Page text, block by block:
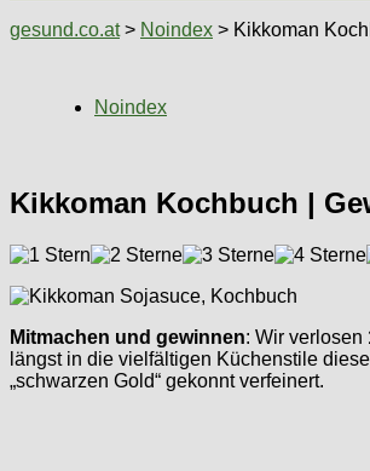
gesund.co.at> Noindex > Kikkoman
Noindex
Kikkoman Kochbuch |
Mitmachen und gewinnen: Wir verlosen
längst in die vielfältigen Küchenstile
„schwarzen Gold“ gekonnt verfeinert.